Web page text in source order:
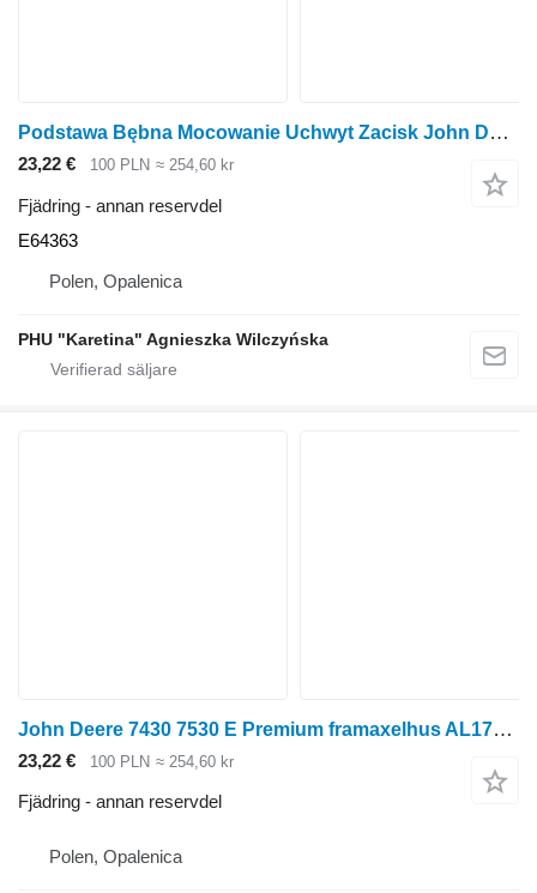
Podstawa Bębna Mocowanie Uchwyt Zacisk John Deere 5440 5460 Trumbasmonteringsfäste Klämma DELAR E64363 till John Deere 5440 5460 fälthack
23,22 € 100 PLN ≈ 254,60 kr
Fjädring - annan reservdel
E64363
Polen, Opalenica
PHU "Karetina" Agnieszka Wilczyńska
John Deere 7430 7530 E Premium framaxelhus AL171816 755/128 till John Deere
23,22 € 100 PLN ≈ 254,60 kr
Fjädring - annan reservdel
Polen, Opalenica